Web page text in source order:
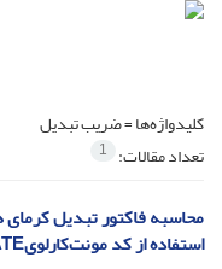
کلیدواژه‌ها =ضریب تبدیل
تعداد مقالات: 1
محاسبه فاکتور تبدیل
استفاده از کد مونت‌کارلویGATE